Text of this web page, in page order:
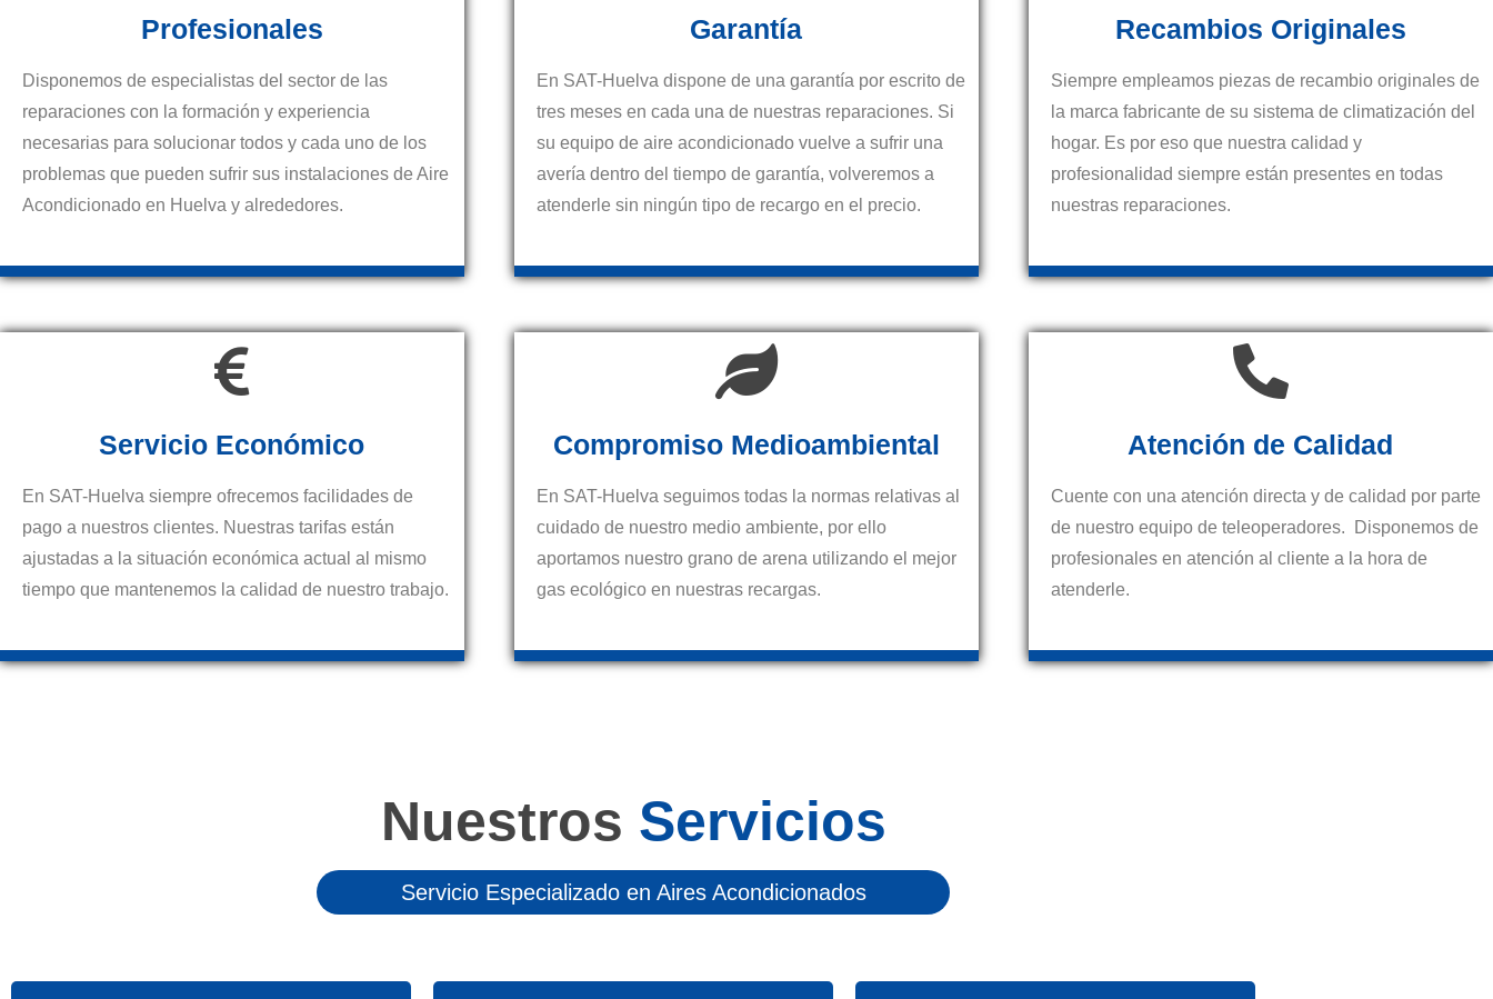
Profesionales
Disponemos de especialistas del sector de las
reparaciones con la formación y experiencia
necesarias para solucionar todos y cada uno de los
problemas que pueden sufrir sus instalaciones de Aire
Acondicionado en Huelva y alrededores.
Garantía
En SAT-Huelva dispone de una garantía por escrito de
tres meses en cada una de nuestras reparaciones. Si
su equipo de aire acondicionado vuelve a sufrir una
avería dentro del tiempo de garantía, volveremos a
atenderle sin ningún tipo de recargo en el precio.
Recambios Originales
Siempre empleamos piezas de recambio originales de
la marca fabricante de su sistema de climatización del
hogar. Es por eso que nuestra calidad y
profesionalidad siempre están presentes en todas
nuestras reparaciones.
Servicio Económico
En SAT-Huelva siempre ofrecemos facilidades de
pago a nuestros clientes. Nuestras tarifas están
ajustadas a la situación económica actual al mismo
tiempo que mantenemos la calidad de nuestro trabajo.
Compromiso Medioambiental
En SAT-Huelva seguimos todas la normas relativas al
cuidado de nuestro medio ambiente, por ello
aportamos nuestro grano de arena utilizando el mejor
gas ecológico en nuestras recargas.
Atención de Calidad
Cuente con una atención directa y de calidad por parte
de nuestro equipo de teleoperadores. Disponemos de
profesionales en atención al cliente a la hora de
atenderle.
Nuestros Servicios
Servicio Especializado en Aires Acondicionados